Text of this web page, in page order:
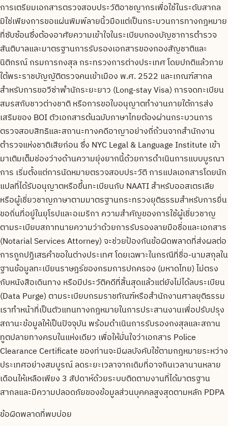
การเตรียมเอกสารตรวจสอบประวัติอาชญากรเพื่อใช้ในระดับสากล
มิใช่เพียงการขอแผ่นพิมพ์ลายนิ้วมือแต่เป็นกระบวนการทางกฎหมาย
ที่ซับซ้อนซึ่งต้องอาศัยความเข้าใจในระเบียบกองบัญชาการตำรวจ
สันติบาลและมาตรฐานการรับรองเอกสารของกองสัญชาติและ
นิติกรณ์ กรมการกงสุล กระทรวงการต่างประเทศ โดยปกติแล้วภาย
ใต้พระราชบัญญัติตรวจคนเข้าเมือง พ.ศ. 2522 และเกณฑ์สากล
สำหรับการขอวีซ่าพำนักระยะยาว (Long-stay Visa) การจดทะเบียน
สมรสกับชาวต่างชาติ หรือการขอใบอนุญาตทำงานภายใต้การส่ง
เสริมของ BOI ตัวเอกสารต้นฉบับภาษาไทยต้องผ่านกระบวนการ
ตรวจสอบสิทธิและสถานะทางคดีอาญาอย่างถี่ถ้วนจากสำนักงาน
ตำรวจแห่งชาติเสียก่อน ซึ่ง NYC Legal & Language Institute เข้า
มาเติมเต็มช่องว่างด้านความยุ่งยากนี้ด้วยการดำเนินการแบบบูรณา
การ เริ่มตั้งแต่การนัดหมายตรวจสอบประวัติ การแปลเอกสารโดยนัก
แปลที่ได้รับอนุญาตหรือขึ้นทะเบียนกับ NAATI สำหรับออสเตรเลีย
หรือผู้เชี่ยวชาญภาษาตามมาตรฐานกระทรวงยุติธรรมสำหรับการยื่น
ขอถิ่นที่อยู่ในยุโรปและอเมริกา ความสำคัญของการใช้ผู้เชี่ยวชาญ
ตามระเบียบสภาทนายความว่าด้วยการรับรองลายมือชื่อและเอกสาร
(Notarial Services Attorney) จะช่วยป้องกันข้อผิดพลาดที่ส่งผลต่อ
การถูกปฏิเสธคำขอในต่างประเทศ โดยเฉพาะในกรณีที่ชื่อ-นามสกุลใน
ฐานข้อมูลทะเบียนราษฎร์ของกรมการปกครอง (มหาดไทย) ไม่ตรง
กับหนังสือเดินทาง หรือมีประวัติคดีที่สิ้นสุดแล้วแต่ยังไม่ได้ลบระเบียน
(Data Purge) ตามระเบียบกรมราชทัณฑ์หรือสำนักงานศาลยุติธรรม
เราทำหน้าที่เป็นตัวแทนทางกฎหมายในการประสานงานเพื่อปรับปรุง
สถานะข้อมูลให้เป็นปัจจุบัน พร้อมดำเนินการรับรองกงสุลและสถาน
ทูตปลายทางครบในแห่งเดียว เพื่อให้มั่นใจว่าเอกสาร Police
Clearance Certificate ของท่านจะมีผลบังคับใช้ตามกฎหมายระหว่าง
ประเทศอย่างสมบูรณ์ ลดระยะเวลาจากเดิมที่อาจกินเวลานานหลาย
เดือนให้เหลือเพียง 3 สัปดาห์ด้วยระบบติดตามงานที่ได้มาตรฐาน
สากลและมีความปลอดภัยของข้อมูลส่วนบุคคลสูงสุดตามหลัก PDPA
ข้อผิดพลาดที่พบบ่อย